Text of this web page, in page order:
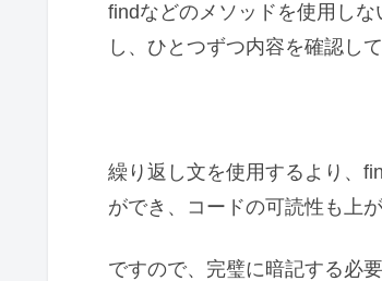
findなどのメソッドを使用し
し、ひとつずつ内容を確認し
繰り返し文を使用するより、
ができ、コードの可読性も上
ですので、完璧に暗記する必